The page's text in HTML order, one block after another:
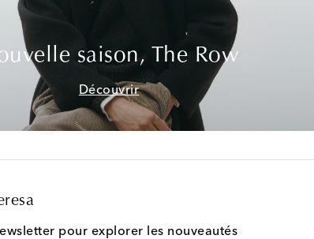
saison, The Row
Découvrir
pour explorer les nouveautés